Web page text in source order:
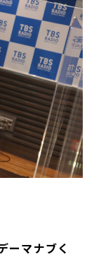
ーマナブく